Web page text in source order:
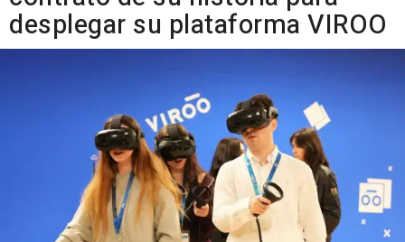
desplegar su plataforma VIROO